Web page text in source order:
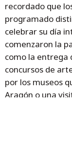
recordado que
programado
celebrar su día
comenzaron la
como la entrega
concursos de
por los museos
Aragón o una